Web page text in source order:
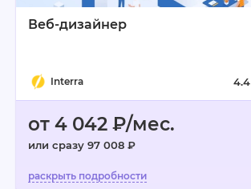
Веб-дизайнер
Interra 4.4
от 4 042 ₽/мес.
или сразу 97 008 ₽